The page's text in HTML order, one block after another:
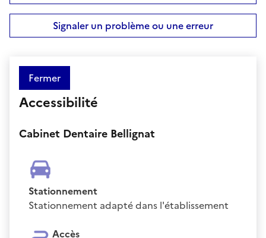
Signaler un problème ou une erreur
Fermer
Accessibilité
Cabinet Dentaire Bellignat
Stationnement
Stationnement adapté dans l'établissement
Accès